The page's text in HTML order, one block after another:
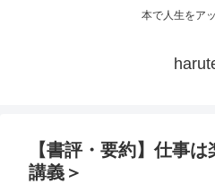
本で人生をア
【書評・要約】仕事
講義＞